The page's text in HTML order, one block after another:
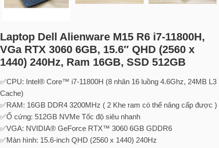
Laptop Dell Alienware M15 R6 i7-11800H,
VGa RTX 3060 6GB, 15.6″ QHD (2560 x
1440) 240Hz, Ram 16GB, SSD 512GB
✅CPU: Intel® Core™ i7-11800H (8 nhân 16 luồng 4.6Ghz, 24MB L3
Cache)
✅RAM: 16GB DDR4 3200MHz ( 2 Khe ram có thể nâng cấp được )
✅Ổ cứng: 512GB NVMe Tốc độ siêu nhanh
✅VGA: NVIDIA® GeForce RTX™ 3060 6GB GDDR6
✅Màn hình: 15.6-inch QHD (2560 x 1440) 240Hz